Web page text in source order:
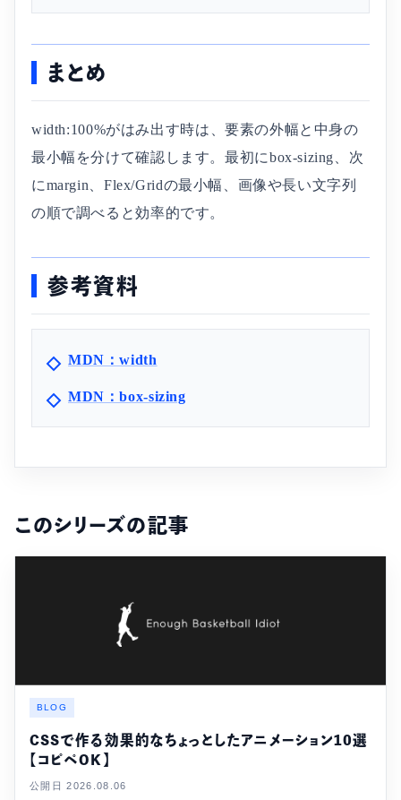
まとめ
width:100%がはみ出す時は、要素の外幅と中身の
最小幅を分けて確認します。最初にbox-sizing、次
にmargin、Flex/Gridの最小幅、画像や長い文字列
の順で調べると効率的です。
参考資料
MDN：width
MDN：box-sizing
このシリーズの記事
BLOG
CSSで作る効果的なちょっとしたアニメーション10選
【コピペOK】
公開日 2026.08.06